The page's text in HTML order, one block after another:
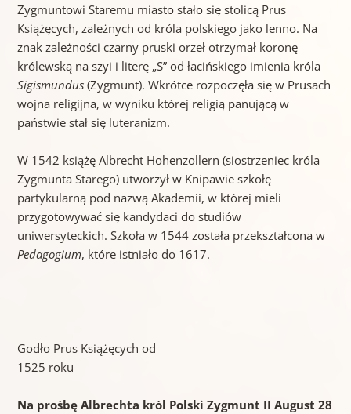
Zygmuntowi Staremu miasto stało się stolicą Prus
Książęcych, zależnych od króla polskiego jako lenno. Na
znak zależności czarny pruski orzeł otrzymał koronę
królewską na szyi i literę „S” od łacińskiego imienia króla
Sigismundus(Zygmunt). Wkrótce rozpoczęła się w Prusach
wojna religijna, w wyniku której religią panującą w
państwie stał się luteranizm.
W 1542 książę Albrecht Hohenzollern (siostrzeniec króla
Zygmunta Starego) utworzył w Knipawie szkołę
partykularną pod nazwą Akademii, w której mieli
przygotowywać się kandydaci do studiów
uniwersyteckich. Szkoła w 1544 została przekształcona w
Pedagogium, które istniało do 1617.
Godło Prus Książęcych od
1525 roku
Na prośbę Albrechta król Polski Zygmunt II August 28